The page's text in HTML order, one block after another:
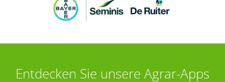
Entdecken Sie unsere Agrar-Apps